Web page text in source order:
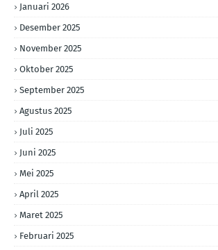
Januari 2026
Desember 2025
November 2025
Oktober 2025
September 2025
Agustus 2025
Juli 2025
Juni 2025
Mei 2025
April 2025
Maret 2025
Februari 2025